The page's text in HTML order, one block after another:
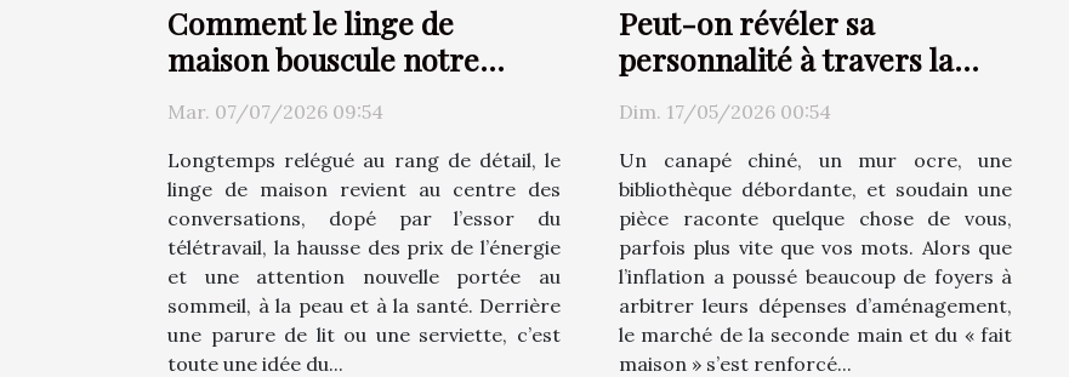
Comment le linge de
maison bouscule notre
rapport au confort
Mar. 07/07/2026 09:54
Longtemps relégué au rang de détail, le
linge de maison revient au centre des
conversations, dopé par l’essor du
télétravail, la hausse des prix de l’énergie
et une attention nouvelle portée au
sommeil, à la peau et à la santé. Derrière
une parure de lit ou une serviette, c’est
toute une idée du...
Peut-on révéler sa
personnalité à travers la
décoration d’intérieur ?
Dim. 17/05/2026 00:54
Un canapé chiné, un mur ocre, une
bibliothèque débordante, et soudain une
pièce raconte quelque chose de vous,
parfois plus vite que vos mots. Alors que
l’inflation a poussé beaucoup de foyers à
arbitrer leurs dépenses d’aménagement,
le marché de la seconde main et du « fait
maison » s’est renforcé...